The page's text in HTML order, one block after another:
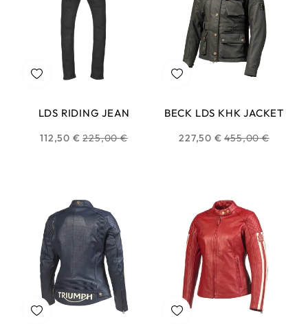
LDS RIDING JEAN
112,50 € Prix
225,00 €
BECK LDS KHK JACKET
227,50 € Prix
455,00 €